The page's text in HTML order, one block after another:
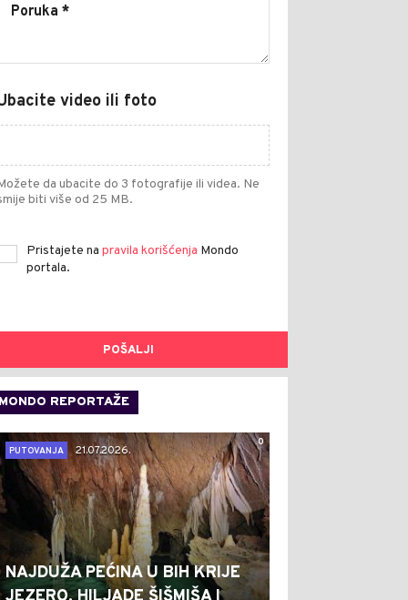
video ili foto
da ubacite do 3 fotografije ili videa. Ne
biti više od 25 MB.
Pristajete na pravila korišćenja Mondo
portala.
POŠALJI
MONDO REPORTAŽE
0
PUTOVANJA
21.07.2026.
NAJDUŽA PEĆINA U BIH KRIJE